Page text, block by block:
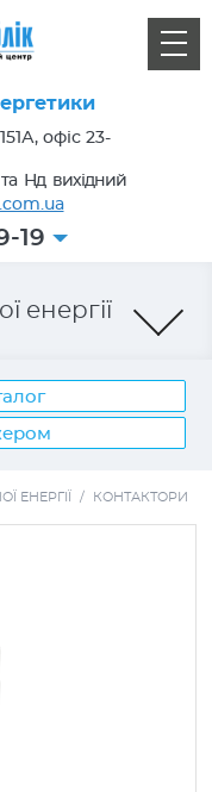
офіс 23-
Нд вихідний
19
енергії
ЕНЕРГІЇ / КОНТАКТОРИ